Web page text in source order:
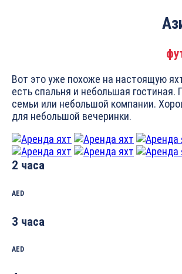
Вот это уже похоже на настоящую
есть спальня и небольшая гостиная.
семьи или небольшой компании.
для небольшой вечеринки.
2 часа
AED
3 часа
AED